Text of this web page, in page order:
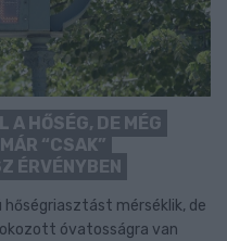
HŐSÉG, DE MÉG
“CSAK”
ÉRVÉNYBEN
mérséklik, de
óvatosságra van